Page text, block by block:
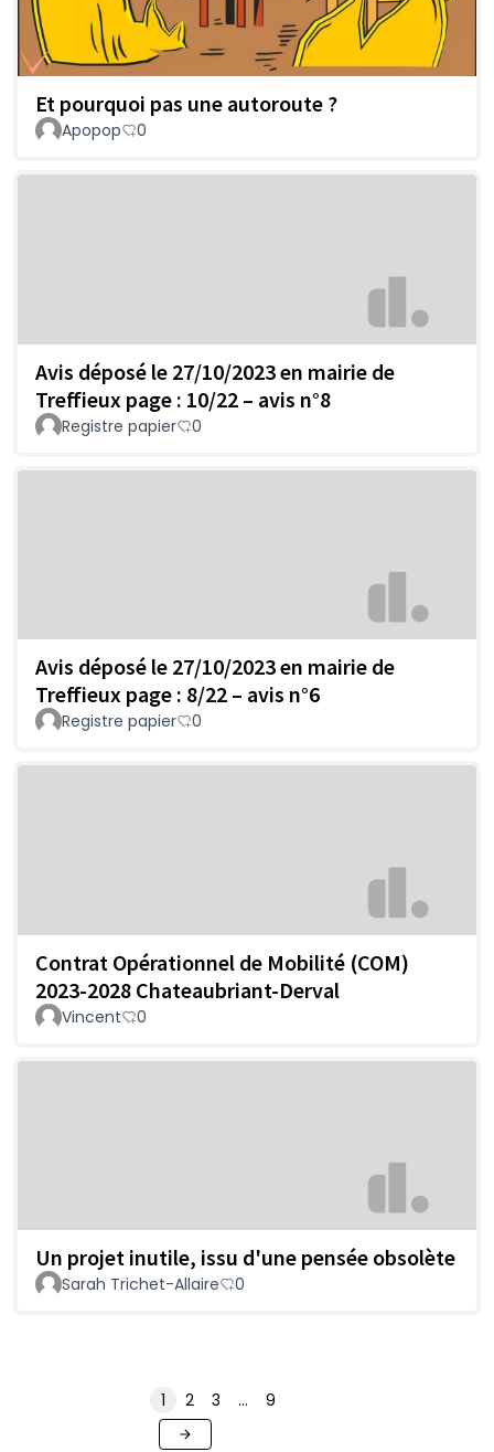
Et pourquoi pas une autoroute ?
Apopop 0
Avis déposé le 27/10/2023 en mairie de
Treffieux page : 10/22 – avis n°8
Registre papier 0
Avis déposé le 27/10/2023 en mairie de
Treffieux page : 8/22 – avis n°6
Registre papier 0
Contrat Opérationnel de Mobilité (COM)
2023-2028 Chateaubriant-Derval
Vincent 0
Un projet inutile, issu d'une pensée obsolète
Sarah Trichet-Allaire 0
1 2 3 … 9